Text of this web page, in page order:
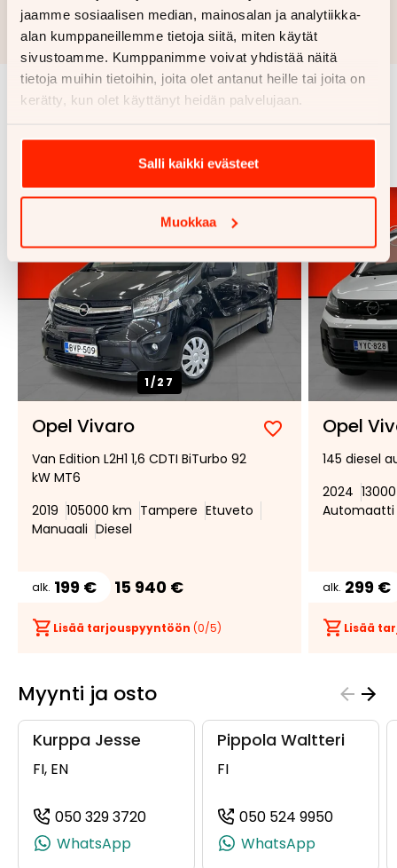
jaamme sosiaalisen median, mainosalan ja analytiikka-
alan kumppaneillemme tietoja siitä, miten käytät
sivustoamme. Kumppanimme voivat yhdistää näitä
tietoja muihin tietoihin, joita olet antanut heille tai joita on
kerätty, kun olet käyttänyt heidän palvelujaan.
Salli kaikki evästeet
Muokkaa
Rahoituslaskelma on suuntaa antava ja edellyttää hyväksytyn
luottopäätöksen ja kaskovakuutuksen.
1/27
Opel Vivaro
Lisää
suosikiksi
Poista
suosikeista
Van Edition L2H1 1,6 CDTI BiTurbo 92
kW MT6
2019 105000 km Tampere Etuveto
Manuaali Diesel
alk. 199 € 15 940 €
Lisää tarjouspyyntöön (0/5)
Opel
145 diesel
2024
Automaatti
alk. 299 €
Lisää
Myynti ja osto
Kurppa Jesse
FI, EN
050 329 3720
(+358503293720, 0503293720,
WhatsApp
Pippola Waltteri
FI
050 524 9950
WhatsApp